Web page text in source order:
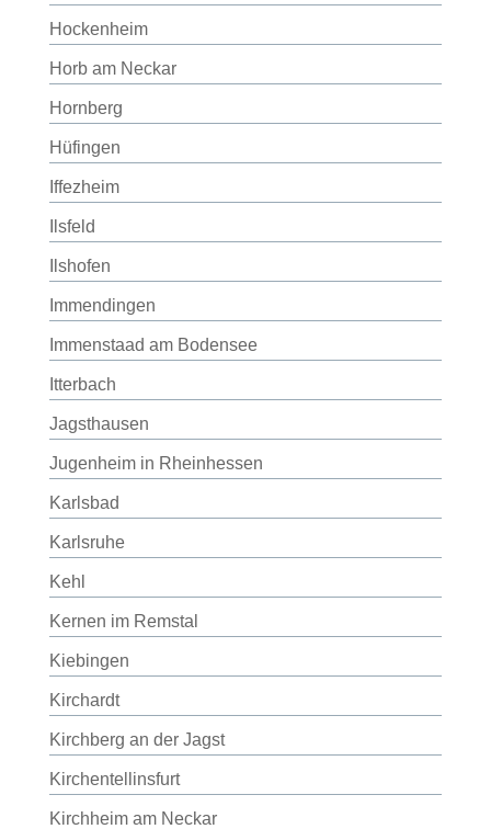
Hockenheim
Horb am Neckar
Hornberg
Hüfingen
Iffezheim
Ilsfeld
Ilshofen
Immendingen
Immenstaad am Bodensee
Itterbach
Jagsthausen
Jugenheim in Rheinhessen
Karlsbad
Karlsruhe
Kehl
Kernen im Remstal
Kiebingen
Kirchardt
Kirchberg an der Jagst
Kirchentellinsfurt
Kirchheim am Neckar